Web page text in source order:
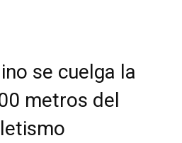
se cuelga la
metros del